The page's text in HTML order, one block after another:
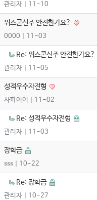
관리자 | 11-10
위스콘신주 안전한가요?
0000 | 11-03
Re: 위스콘신주 안전한가요?
관리자 | 11-05
성적우수자전형
사파이어 | 11-02
Re: 성적우수자전형
관리자 | 11-03
장학금
sss | 10-22
Re: 장학금
관리자 | 10-27